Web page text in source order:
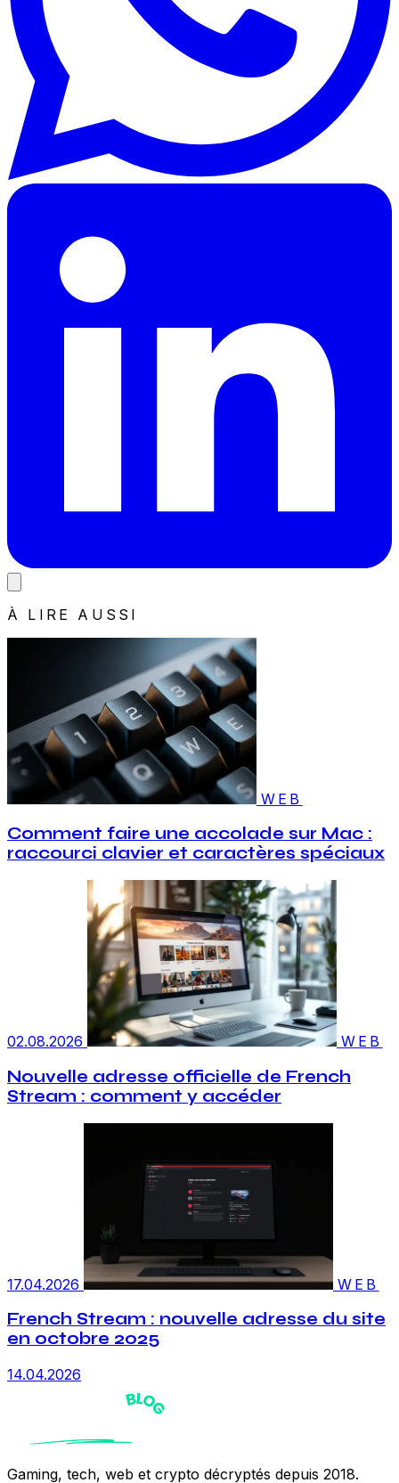
À LIRE AUSSI
WEB
Comment faire une accolade sur Mac :
raccourci clavier et caractères spéciaux
02.08.2026 WEB
Nouvelle adresse officielle de French
Stream : comment y accéder
17.04.2026 WEB
French Stream : nouvelle adresse du site
en octobre 2025
14.04.2026
Gaming, tech, web et crypto décryptés depuis 2018.